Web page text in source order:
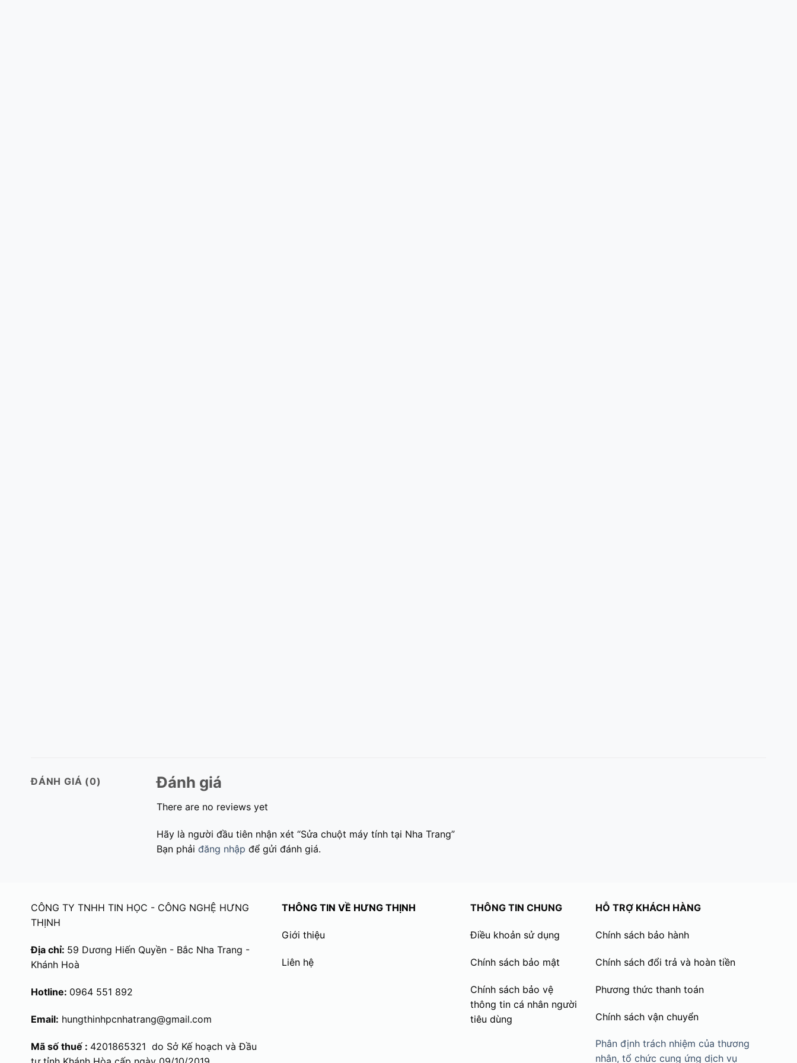
ĐÁNH GIÁ (0) Đánh giá
There are no reviews yet
Hãy là người đầu tiên nhận xét “Sửa chuột máy tính tại Nha Trang”
Bạn phải đăng nhập để gửi đánh giá.
CÔNG TY TNHH TIN HỌC - CÔNG NGHỆ HƯNG
THỊNH
Địa chỉ: 59 Dương Hiến Quyền - Bắc Nha Trang -
Khánh Hoà
Hotline: 0964 551 892
Email: hungthinhpcnhatrang@gmail.com
Mã số thuế : 4201865321 do Sở Kế hoạch và Đầu
THÔNG TIN VỀ HƯNG THỊNH
Giới thiệu
Liên hệ
THÔNG TIN CHUNG
Điều khoản sử dụng
Chính sách bảo mật
Chính sách bảo vệ
thông tin cá nhân người
tiêu dùng
HỖ TRỢ KHÁCH HÀNG
Chính sách bảo hành
Chính sách đổi trả và hoàn tiền
Phương thức thanh toán
Chính sách vận chuyển
Phân định trách nhiệm của thương
nhân, tổ chức cung ứng dịch vụ